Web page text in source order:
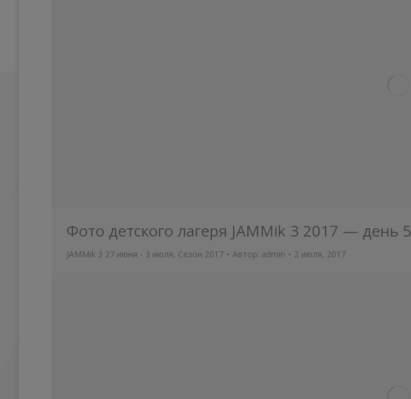
Фото детского лагеря JAMMik 3 2017 — день 5
JAMMik 3 27 июня - 3 июля, Сезон 2017 Автор: admin 2 июля, 2017